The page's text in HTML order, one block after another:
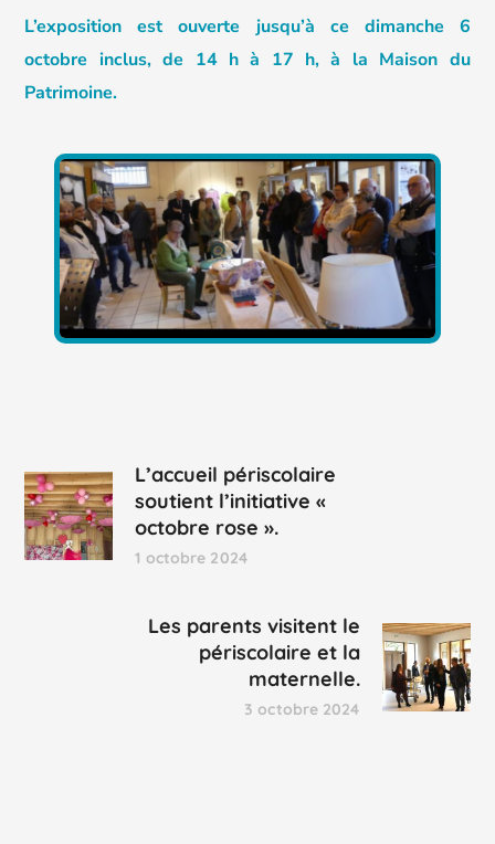
L’exposition est ouverte jusqu’à ce dimanche 6
octobre inclus, de 14 h à 17 h, à la Maison du
Patrimoine.
L’accueil périscolaire
soutient l’initiative «
octobre rose ».
1 octobre 2024
Les parents visitent le
périscolaire et la
maternelle.
3 octobre 2024